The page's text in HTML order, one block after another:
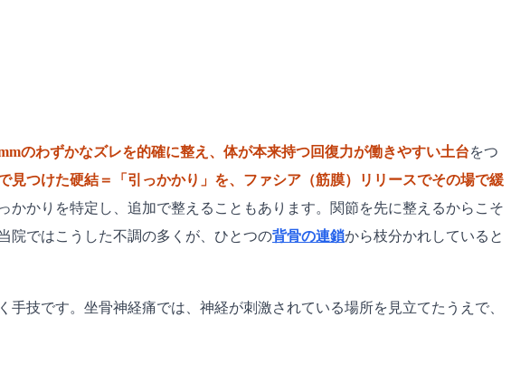
のわずかなズレを的確に整え、体が本来持つ回復力が働きやすい土台をつ
見つけた硬結＝「引っかかり」を、ファシア（筋膜）リリースでその場で緩
かりを特定し、追加で整えることもあります。関節を先に整えるからこそ
院ではこうした不調の多くが、ひとつの背骨の連鎖から枝分かれしていると
技です。坐骨神経痛では、神経が刺激されている場所を見立てたうえで、